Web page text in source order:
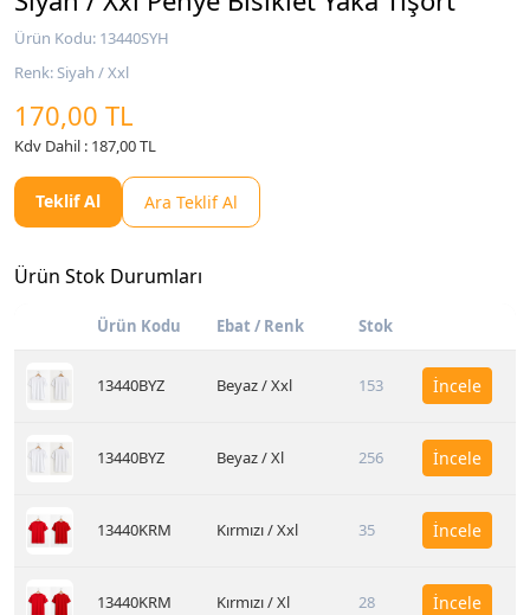
Ürün Kodu: 13440SYH
Renk: Siyah / Xxl
170,00 TL
Kdv Dahil : 187,00 TL
Teklif Al Ara Teklif Al
Ürün Stok Durumları
Ürün Kodu Ebat / Renk Stok
13440BYZ Beyaz / Xxl 153 İncele
13440BYZ Beyaz / Xl 256 İncele
13440KRM Kırmızı / Xxl 35 İncele
13440KRM Kırmızı / Xl 28 İncele